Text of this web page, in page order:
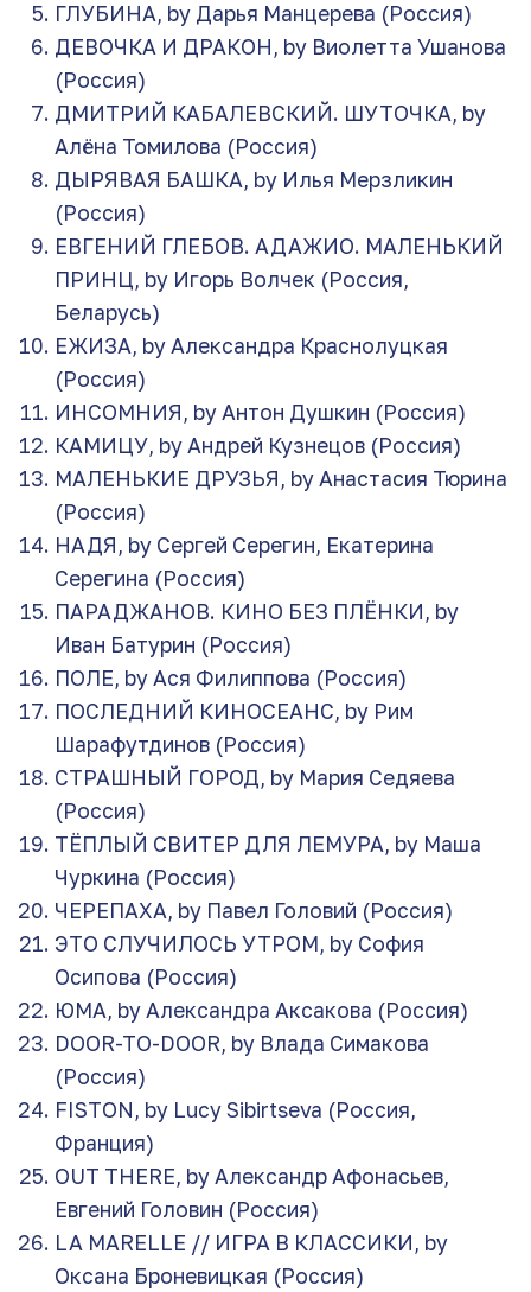
ГЛУБИНА, by Дарья Манцерева (Россия)
ДЕВОЧКА И ДРАКОН, by Виолетта Ушанова
(Россия)
ДМИТРИЙ КАБАЛЕВСКИЙ. ШУТОЧКА, by
Алёна Томилова (Россия)
ДЫРЯВАЯ БАШКА, by Илья Мерзликин
(Россия)
ЕВГЕНИЙ ГЛЕБОВ. АДАЖИО. МАЛЕНЬКИЙ
ПРИНЦ, by Игорь Волчек (Россия,
Беларусь)
ЕЖИЗА, by Александра Краснолуцкая
(Россия)
ИНСОМНИЯ, by Антон Душкин (Россия)
КАМИЦУ, by Андрей Кузнецов (Россия)
МАЛЕНЬКИЕ ДРУЗЬЯ, by Анастасия Тюрина
(Россия)
НАДЯ, by Сергей Серегин, Екатерина
Серегина (Россия)
ПАРАДЖАНОВ. КИНО БЕЗ ПЛЁНКИ, by
Иван Батурин (Россия)
ПОЛЕ, by Ася Филиппова (Россия)
ПОСЛЕДНИЙ КИНОСЕАНС, by Рим
Шарафутдинов (Россия)
СТРАШНЫЙ ГОРОД, by Мария Седяева
(Россия)
ТЁПЛЫЙ СВИТЕР ДЛЯ ЛЕМУРА, by Маша
Чуркина (Россия)
ЧЕРЕПАХА, by Павел Головий (Россия)
ЭТО СЛУЧИЛОСЬ УТРОМ, by София
Осипова (Россия)
ЮМА, by Александра Аксакова (Россия)
DOOR-TO-DOOR, by Влада Симакова
(Россия)
FISTON, by Lucy Sibirtseva (Россия,
Франция)
OUT THERE, by Александр Афонасьев,
Евгений Головин (Россия)
LA MARELLE // ИГРА В КЛАССИКИ, by
Оксана Броневицкая (Россия)